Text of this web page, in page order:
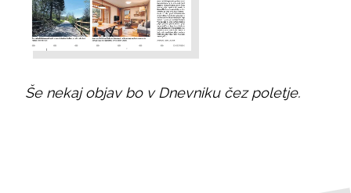
Še nekaj objav bo v Dnevniku čez poletje.